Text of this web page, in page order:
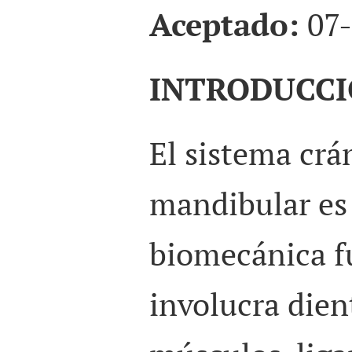
Aceptado:
El sistema
mandibular
biomecánica
involucra